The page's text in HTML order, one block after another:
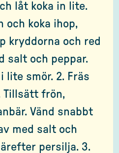
låt koka in lite.
och koka ihop,
kryddorna och red
salt och peppar.
lite smör. 2. Fräs
Tillsätt frön,
Vänd snabbt
med salt och
persilja. 3.